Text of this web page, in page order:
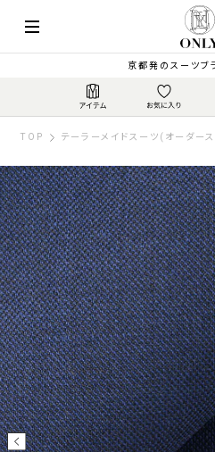
京都発のスーツブ
TOP テーラーメイドスーツ(オーダー